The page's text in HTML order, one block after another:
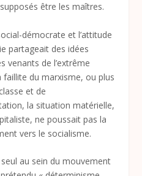
être les maîtres.
démocrate et l’attitude
partageait des idées
venants de l’extrême
du marxisme, ou plus
et de
la situation matérielle,
ne poussait pas la
vers le socialisme.
au sein du mouvement